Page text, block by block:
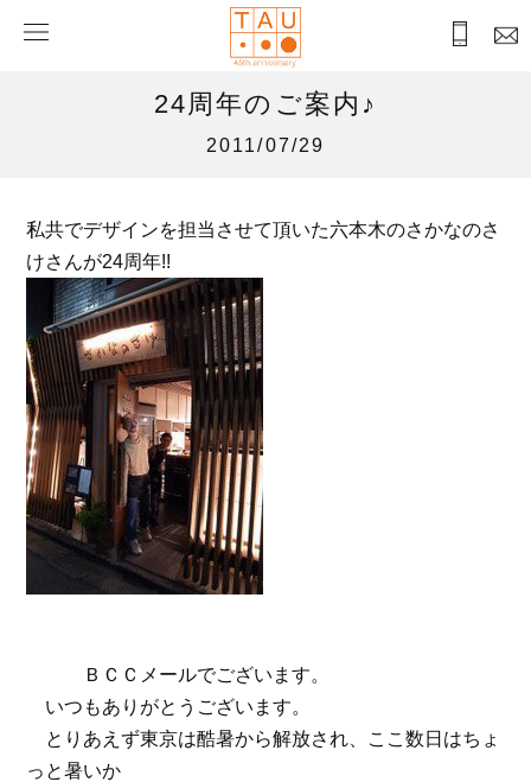
24周年のご案内♪
2011/07/29
私共でデザインを担当させて頂いた六本木のさかなのさ
けさんが24周年!!
ＢＣＣメールでございます。
いつもありがとうございます。
とりあえず東京は酷暑から解放され、ここ数日はちょ
っと暑いか